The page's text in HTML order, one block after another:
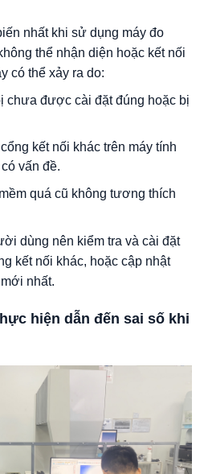
nhất khi sử dụng máy đo
thể nhận diện hoặc kết nối
có thể xảy ra do:
chưa được cài đặt đúng hoặc bị
kết nối khác trên máy tính
vấn đề.
quá cũ không tương thích
dùng nên kiểm tra và cài đặt
kết nối khác, hoặc cập nhật
nhất.
hiện dẫn đến sai số khi